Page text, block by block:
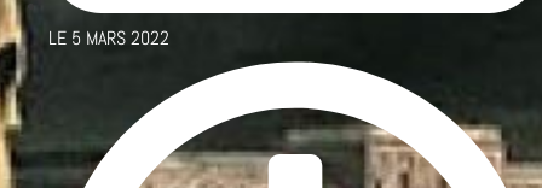
LE 5 MARS 2022